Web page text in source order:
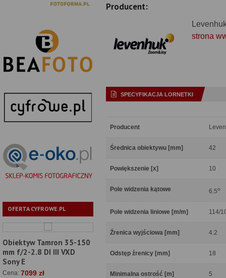
OFERTA CYFROWE.PL
Obiektyw Tamron 35-150
mm f/2-2.8 DI III VXD
Sony E
Cena: 7099 zł
Producent:
strona
SPECYFIKACJA LORNETKI
Producent
Średnica obiektywu [mm] 42
Powiększenie [x] 10
Pole widzenia kątowe 6.5o
Pole widzenia liniowe [m/m] 114/
Źrenica wyjściowa [mm] 4.2
Odstęp źrenicy [mm] 18
Minimalna ostrość [m] 5